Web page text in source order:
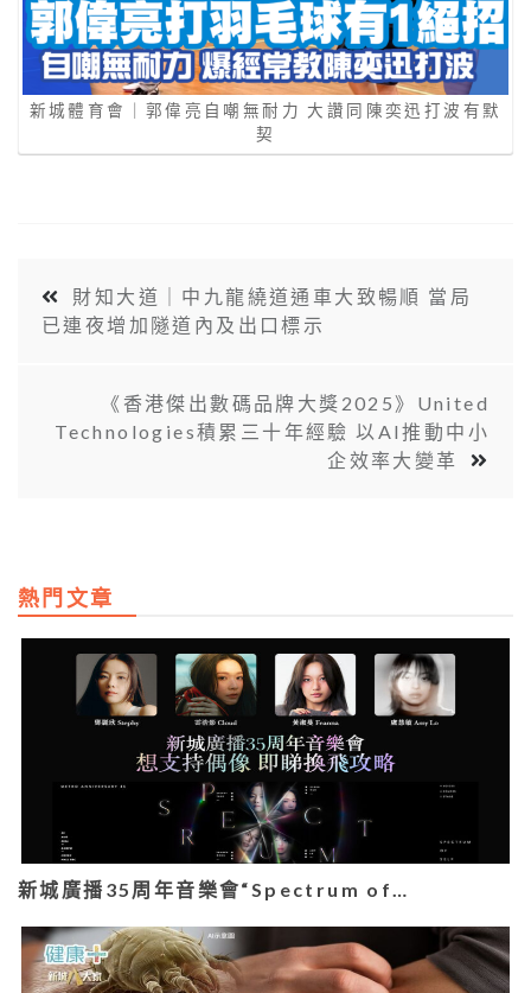
新城體育會｜郭偉亮自嘲無耐力 大讚同陳奕迅打波有默
契
財知大道｜中九龍繞道通車大致暢順 當局
已連夜增加隧道內及出口標示
《香港傑出數碼品牌大獎2025》United
Technologies積累三十年經驗 以AI推動中小
企效率大變革
熱門文章
新城廣播35周年音樂會“Spectrum of…